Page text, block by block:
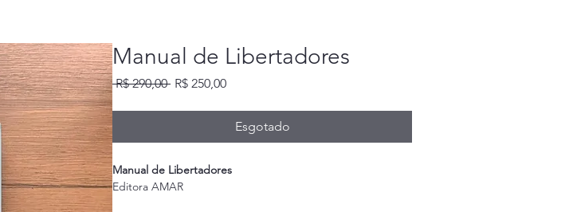
Manual de Libertadores
R$ 290,00 Preço
R$ 250,00Preço
Esgotado
Manual de Libertadores
Editora AMAR